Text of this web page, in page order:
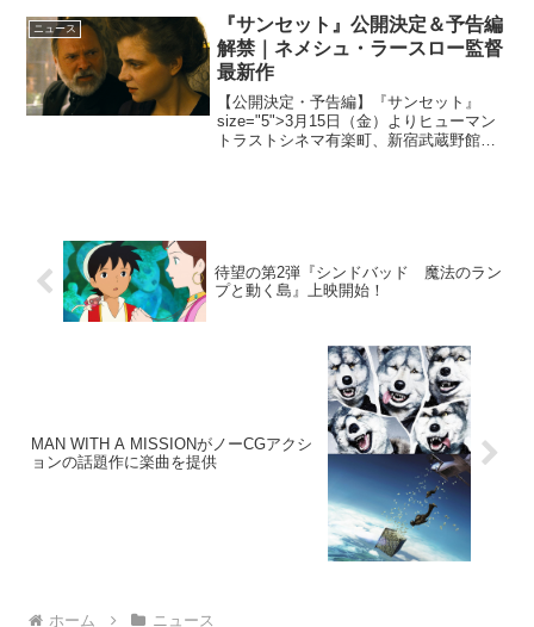
に全米公開され大ヒット。スティーヴ
ン・キングが次に仕掛ける...
ニュース
『サンセット』公開決定＆予告編
解禁｜ネメシュ・ラースロー監督
最新作
【公開決定・予告編】『サンセット』
size="5">3月15日（金）よりヒューマン
トラストシネマ有楽町、新宿武蔵野館他
待望の第2弾『シンドバッド 魔法のラン
プと動く島』上映開始！
MAN WITH A MISSIONがノーCGアクシ
ョンの話題作に楽曲を提供
ホーム ニュース